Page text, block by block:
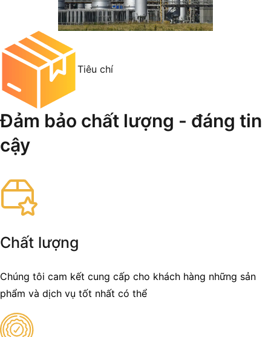
Tiêu chí
Đảm bảo chất lượng - đáng tin
cậy
Chất lượng
Chúng tôi cam kết cung cấp cho khách hàng những sản
phẩm và dịch vụ tốt nhất có thể